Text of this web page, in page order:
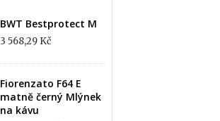
BWT Bestprotect M
3 568,29 Kč
Fiorenzato F64 E
matně černý Mlýnek
na kávu